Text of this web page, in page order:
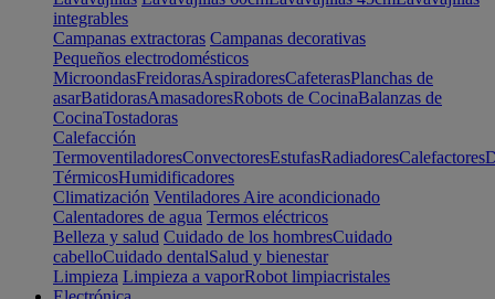
integrables
Campanas extractoras Campanas decorativas
Pequeños electrodomésticos
MicroondasFreidorasAspiradoresCafeterasPlanchas de
asarBatidorasAmasadoresRobots de CocinaBalanzas de
CocinaTostadoras
Calefacción
TermoventiladoresConvectoresEstufasRadiadoresCalefactores
TérmicosHumidificadores
Climatización Ventiladores Aire acondicionado
Calentadores de agua Termos eléctricos
Belleza y salud Cuidado de los hombresCuidado
cabelloCuidado dentalSalud y bienestar
Limpieza Limpieza a vaporRobot limpiacristales